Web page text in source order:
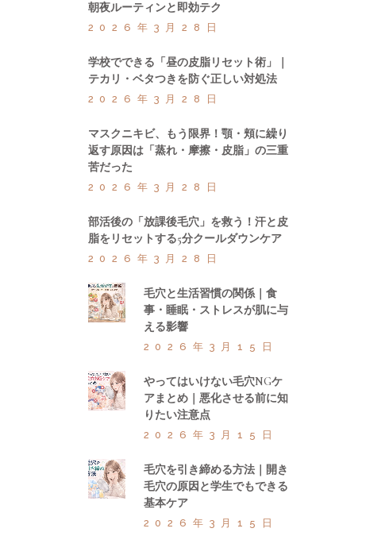
朝夜ルーティンと即効テク
2026年3月28日
学校でできる「昼の皮脂リセット術」｜
テカリ・ベタつきを防ぐ正しい対処法
2026年3月28日
マスクニキビ、もう限界！顎・頬に繰り
返す原因は「蒸れ・摩擦・皮脂」の三重
苦だった
2026年3月28日
部活後の「放課後毛穴」を救う！汗と皮
脂をリセットする5分クールダウンケア
2026年3月28日
毛穴と生活習慣の関係｜食
事・睡眠・ストレスが肌に与
える影響
2026年3月15日
やってはいけない毛穴NGケ
アまとめ｜悪化させる前に知
りたい注意点
2026年3月15日
毛穴を引き締める方法｜開き
毛穴の原因と学生でもできる
基本ケア
2026年3月15日